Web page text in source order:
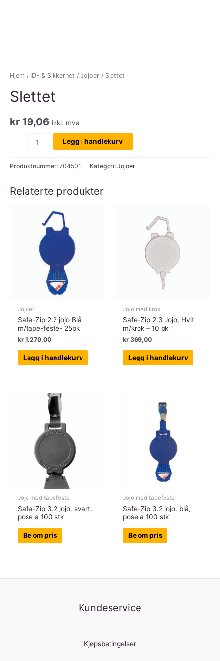
Hjem / ID- & Sikkerhet / Jojoer / Slettet
Slettet
kr 19,06 inkl. mva
Legg i handlekurv
Produktnummer: 704501 Kategori: Jojoer
Relaterte produkter
Jojoer
Safe-Zip 2.2 jojo Blå
m/tape-feste- 25pk
kr 1.270,00
Legg i handlekurv
Jojo med krok
Safe-Zip 2.3 Jojo, Hvit
m/krok – 10 pk
kr 369,00
Legg i handlekurv
Jojo med tapefeste
Safe-Zip 3.2 jojo, svart,
pose a 100 stk
Be om pris
Jojo med tapefeste
Safe-Zip 3.2 jojo, blå,
pose a 100 stk
Be om pris
Kundeservice
Kjøpsbetingelser